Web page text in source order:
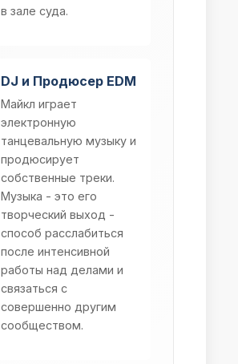
в зале суда.
DJ и Продюсер EDM
Майкл играет
электронную
танцевальную музыку и
продюсирует
собственные треки.
Музыка - это его
творческий выход -
способ расслабиться
после интенсивной
работы над делами и
связаться с
совершенно другим
сообществом.